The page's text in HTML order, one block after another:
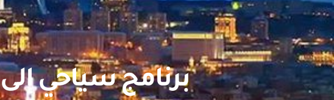
برنامج سياحي إلى